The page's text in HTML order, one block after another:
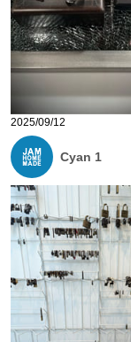
2025/09/12
Cyan 1